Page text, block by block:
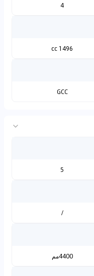
4
1496 cc
GCC
5
/
4400مم